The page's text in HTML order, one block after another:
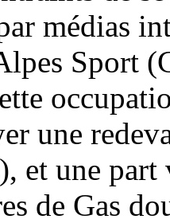
médias
Sport
une
et une
de Gas